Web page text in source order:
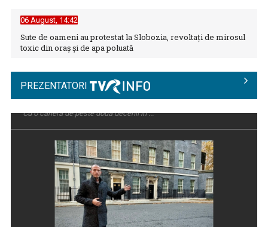
Instabilitate fiscală în Europa: Avertisment sever al FMI
„Parada de Ziua Naţională a Franţei”, de la Paris, în direct la
06 August, 14:42
Sute de oameni au protestat la Slobozia, revoltați de mirosul
toxic din oraș și de apa poluată
PREZENTATORI